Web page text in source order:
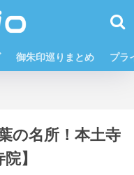
御朱印巡りまとめ プラ
の名所！本土寺
】